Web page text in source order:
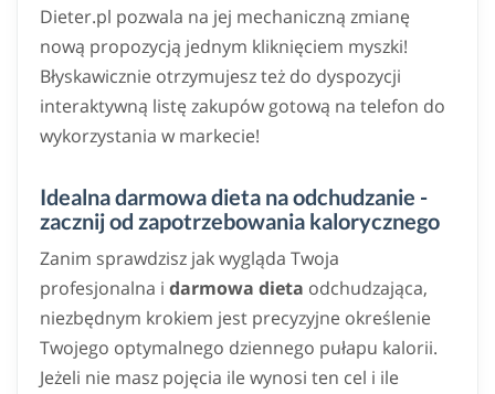
Dieter.pl pozwala na jej mechaniczną zmianę
nową propozycją jednym kliknięciem myszki!
Błyskawicznie otrzymujesz też do dyspozycji
interaktywną listę zakupów gotową na telefon do
wykorzystania w markecie!
Idealna darmowa dieta na odchudzanie -
zacznij od zapotrzebowania kalorycznego
Zanim sprawdzisz jak wygląda Twoja
profesjonalna i darmowa dieta odchudzająca,
niezbędnym krokiem jest precyzyjne określenie
Twojego optymalnego dziennego pułapu kalorii.
Jeżeli nie masz pojęcia ile wynosi ten cel i ile